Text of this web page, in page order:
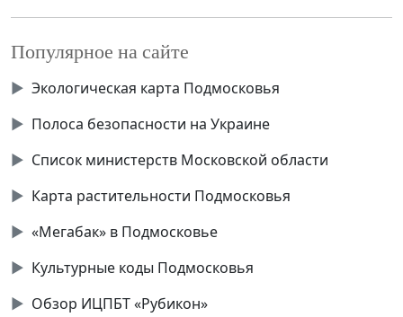
Популярное на сайте
▶ Экологическая карта Подмосковья
▶ Полоса безопасности на Украине
▶ Список министерств Московской области
▶ Карта растительности Подмосковья
▶ «Мегабак» в Подмосковье
▶ Культурные коды Подмосковья
▶ Обзор ИЦПБТ «Рубикон»